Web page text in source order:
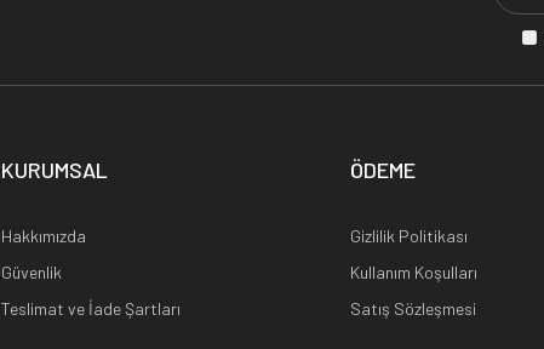
KURUMSAL
Hakkımızda
Güvenlik
Teslimat ve İade Şartları
ÖDEME
Gizlilik Politikası
Kullanım Koşulları
Satış Sözleşmesi